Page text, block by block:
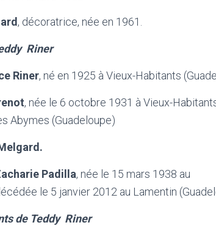
, décoratrice, née en 1961.
Riner
Riner, né en 1925 à Vieux-Habitants
, née le 6 octobre 1931 à Vieux-
Abymes (Guadeloupe)
Padilla, née le 15 mars 1938 au
le 5 janvier 2012 au Lamentin
de Teddy Riner